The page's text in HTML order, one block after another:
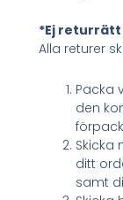
*Ej
Alla returer
Packa
den
Skicka
ditt
samt